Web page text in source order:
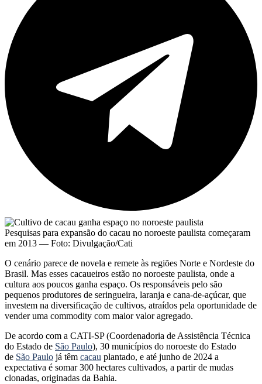
Pesquisas para expansão do cacau no noroeste paulista começaram
em 2013 — Foto: Divulgação/Cati
O cenário parece de novela e remete às regiões Norte e Nordeste do
Brasil. Mas esses cacaueiros estão no noroeste paulista, onde a
cultura aos poucos ganha espaço. Os responsáveis pelo são
pequenos produtores de seringueira, laranja e cana-de-açúcar, que
investem na diversificação de cultivos, atraídos pela oportunidade de
vender uma commodity com maior valor agregado.
De acordo com a CATI-SP (Coordenadoria de Assistência Técnica
do Estado de São Paulo), 30 municípios do noroeste do Estado
de São Paulo já têm cacau plantado, e até junho de 2024 a
expectativa é somar 300 hectares cultivados, a partir de mudas
clonadas, originadas da Bahia.